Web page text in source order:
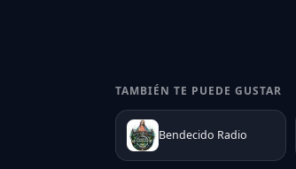
TAMBIÉN TE PUEDE GUSTAR
Bendecido Radio